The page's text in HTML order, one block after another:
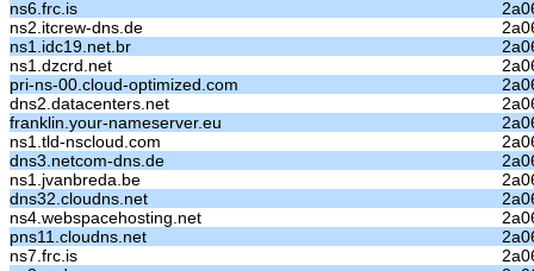
ns6.frc.is
ns2.itcrew-dns.de
ns1.idc19.net.br
ns1.dzcrd.net
pri-ns-00.cloud-optimized.com
dns2.datacenters.net
franklin.your-nameserver.eu
ns1.tld-nscloud.com
dns3.netcom-dns.de
ns1.jvanbreda.be
dns32.cloudns.net
ns4.webspacehosting.net
pns11.cloudns.net
ns7.frc.is